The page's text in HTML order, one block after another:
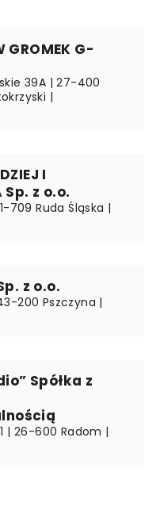
GROMEK G-
39A | 27-400
|
I
Sp. z o.o.
709 Ruda Śląska |
z o.o.
200 Pszczyna |
Spółka z
| 26-600 Radom |